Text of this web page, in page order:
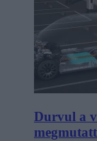
Durvul a